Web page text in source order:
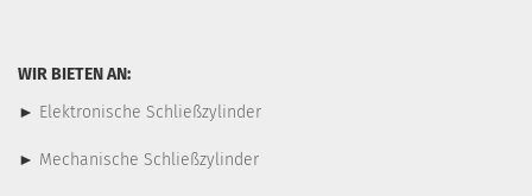
WIR BIETEN AN:
► Elektronische Schließzylinder
► Mechanische Schließzylinder